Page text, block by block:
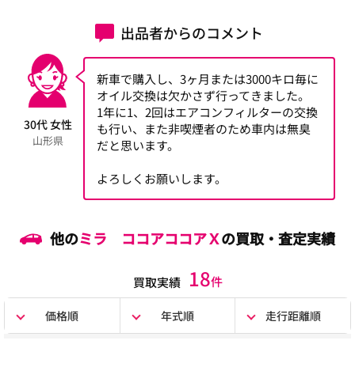
出品者からのコメント
30代 女性
山形県
新車で購入し、3ヶ月または3000キロ毎に
オイル交換は欠かさず行ってきました。
1年に1、2回はエアコンフィルターの交換
も行い、また非喫煙者のため車内は無臭
だと思います。
よろしくお願いします。
他のミラ ココアココアＸの買取・査定実績
買取実績 18件
価格順 年式順 走行距離順